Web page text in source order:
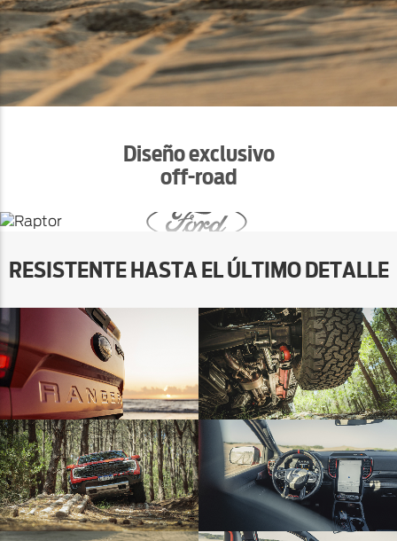
Diseño exclusivo
off-road
Imponente presencia
RESISTENTE HASTA EL ÚLTIMO DETALLE